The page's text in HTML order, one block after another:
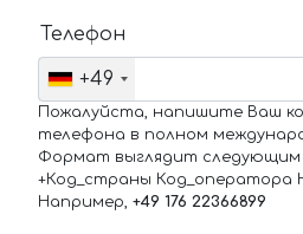
Телефон
+49
Пожалуйста, напишите Ваш
телефона в полном
Формат выглядит следующим
+Код_страны Код_оператора
Например, +49 176 22366899